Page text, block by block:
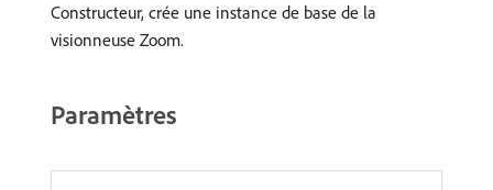
Constructeur, crée une instance de base de la
visionneuse Zoom.
Paramètres